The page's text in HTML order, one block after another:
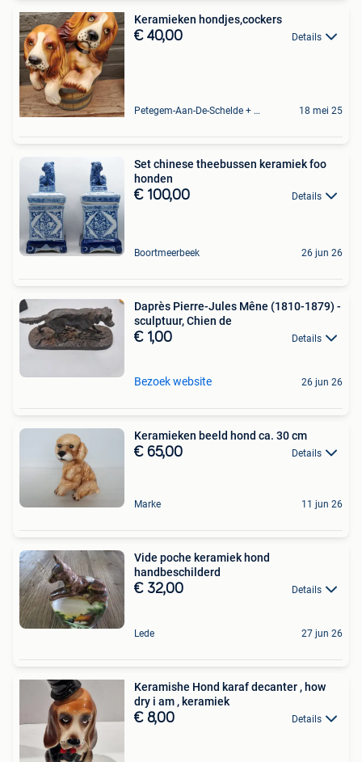
Keramieken hondjes,cockers
€ 40,00 Details
Petegem-Aan-De-Schelde + Deel Van Oudenaarde 18 mei 25
Set chinese theebussen keramiek foo
honden
€ 100,00 Details
Boortmeerbeek 26 jun 26
Daprès Pierre-Jules Mêne (1810-1879) -
sculptuur, Chien de
€ 1,00 Details
Bezoek website 26 jun 26
Keramieken beeld hond ca. 30 cm
€ 65,00 Details
Marke 11 jun 26
Vide poche keramiek hond
handbeschilderd
€ 32,00 Details
Lede 27 jun 26
Keramishe Hond karaf decanter , how
dry i am , keramiek
€ 8,00 Details